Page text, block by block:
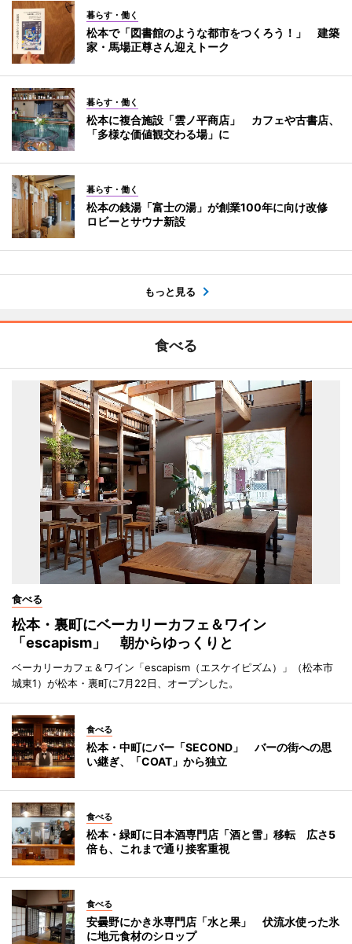
暮らす・働く
松本で「図書館のような都市をつくろう！」 建築
家・馬場正尊さん迎えトーク
暮らす・働く
松本に複合施設「雲ノ平商店」 カフェや古書店、
「多様な価値観交わる場」に
暮らす・働く
松本の銭湯「富士の湯」が創業100年に向け改修
ロビーとサウナ新設
もっと見る
食べる
食べる
松本・裏町にベーカリーカフェ＆ワイン
「escapism」 朝からゆっくりと
ベーカリーカフェ＆ワイン「escapism（エスケイピズム）」（松本市
城東1）が松本・裏町に7月22日、オープンした。
食べる
松本・中町にバー「SECOND」 バーの街への思
い継ぎ、「COAT」から独立
食べる
松本・緑町に日本酒専門店「酒と雪」移転 広さ5
倍も、これまで通り接客重視
食べる
安曇野にかき氷専門店「水と果」 伏流水使った氷
に地元食材のシロップ